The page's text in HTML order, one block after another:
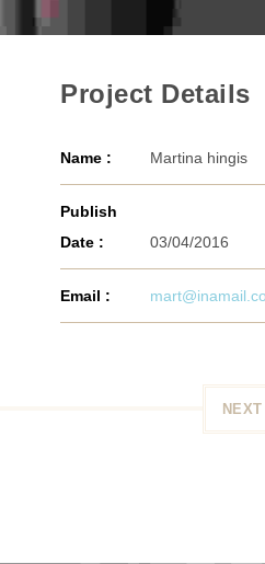
Project Details
Name : Martina hingis
Publish
Date :
03/04/2016
Email :